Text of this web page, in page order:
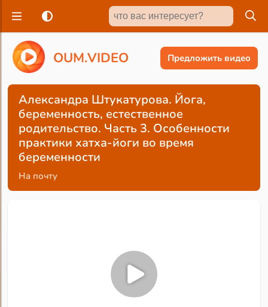
OUM.VIDEO Предложить видео
Александра Штукатурова. Йога,
беременность, естественное
родительство. Часть 3. Особенности
практики хатха-йоги во время
беременности
На почту